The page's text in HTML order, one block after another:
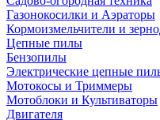
Газонокосилки и Аэраторы
Кормоизмельчители и
Цепные пилы
Бензопилы
Электрические цепные
Мотокосы и Триммеры
Мотоблоки и Культиваторы
Двигателя